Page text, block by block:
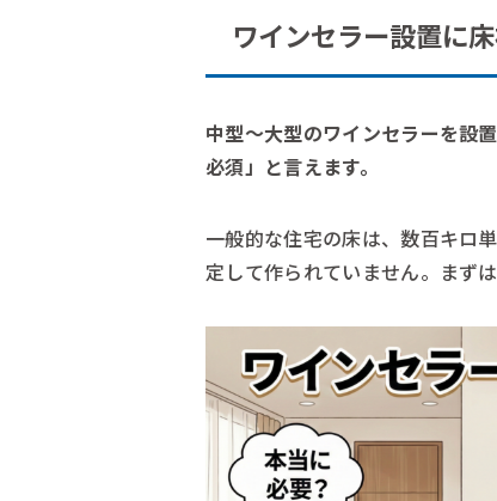
ワインセラー設置に
中型〜大型のワインセラーを設
必須」と言えます。
一般的な住宅の床は、数百キロ
定して作られていません。まず